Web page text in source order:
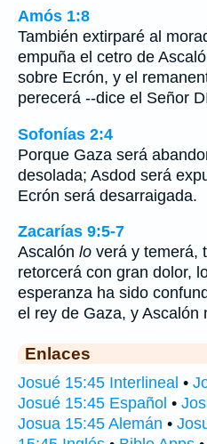
Amós 1:8
También extirparé al
empuña el cetro de
sobre Ecrón, y el
perecerá --dice el Señor
Sofonías 2:4
Porque Gaza será
desolada; Asdod será
Ecrón será desarraigada.
Zacarías 9:5-7
Ascalón lo verá y temerá,
retorcerá con gran dolor,
esperanza ha sido
el rey de Gaza, y
Enlaces
Josué 15:45 Interlineal •
Josué 15:45 Español •
Josua 15:45 Alemán •